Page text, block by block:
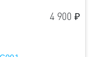
4 900 ₽